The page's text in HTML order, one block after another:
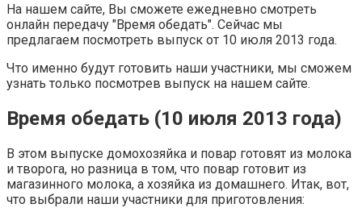
На нашем сайте, Вы сможете ежедневно смотреть
онлайн передачу "Время обедать". Сейчас мы
предлагаем посмотреть выпуск от 10 июля 2013 года.
Что именно будут готовить наши участники, мы сможем
узнать только посмотрев выпуск на нашем сайте.
Время обедать (10 июля 2013 года)
В этом выпуске домохозяйка и повар готовят из молока
и творога, но разница в том, что повар готовит из
магазинного молока, а хозяйка из домашнего. Итак, вот,
что выбрали наши участники для приготовления: